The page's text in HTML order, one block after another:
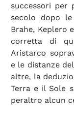
successori per
secolo dopo le
Brahe, Keplero
corretta di
Aristarco
e le distanze
altre, la
Terra e il Sole
peraltro alcun